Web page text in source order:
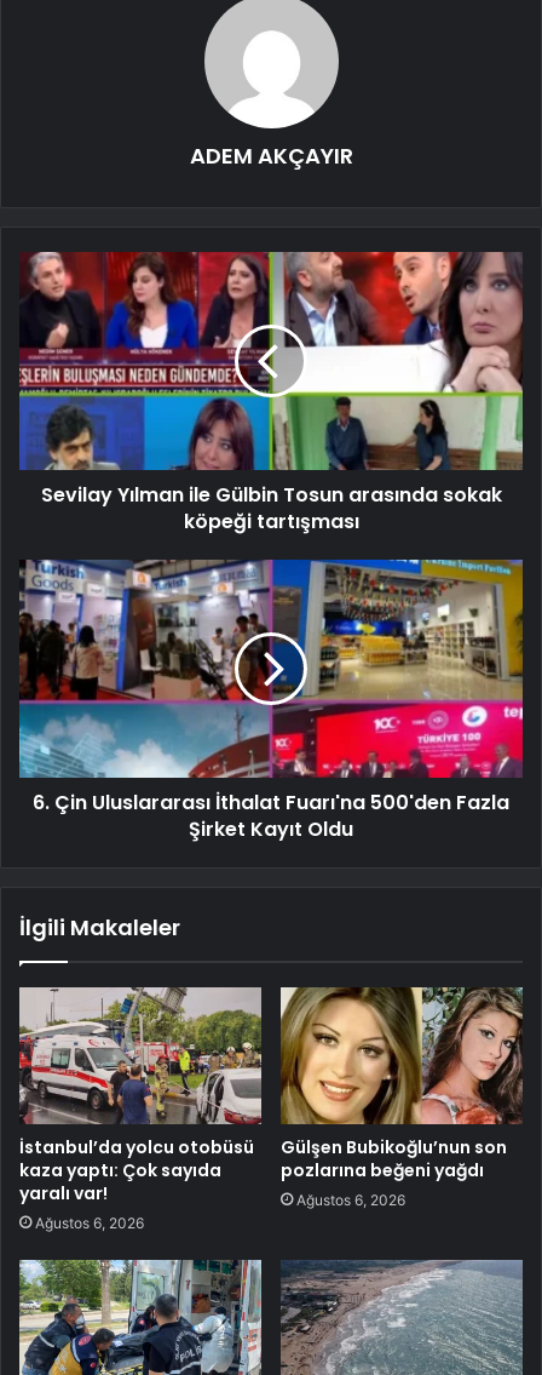
ADEM AKÇAYIR
Sevilay Yılman ile Gülbin Tosun arasında sokak
köpeği tartışması
6. Çin Uluslararası İthalat Fuarı'na 500'den Fazla
Şirket Kayıt Oldu
İlgili Makaleler
İstanbul’da yolcu otobüsü
kaza yaptı: Çok sayıda
yaralı var!
Ağustos 6, 2026
Gülşen Bubikoğlu’nun son
pozlarına beğeni yağdı
Ağustos 6, 2026